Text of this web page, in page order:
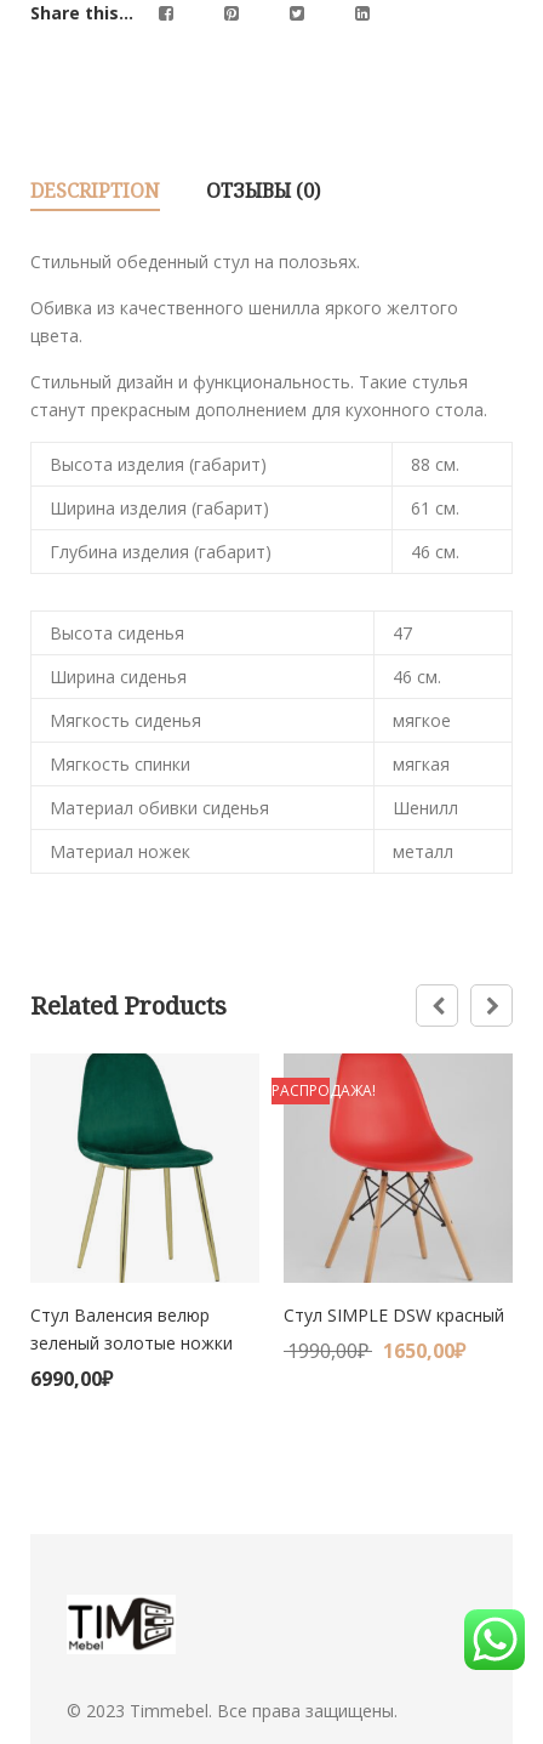
Share this...
DESCRIPTION ОТЗЫВЫ (0)
Стильный обеденный стул на полозьях.
Обивка из качественного шенилла яркого желтого
цвета.
Стильный дизайн и функциональность. Такие стулья
станут прекрасным дополнением для кухонного стола.
Высота изделия (габарит) 88 см.
Ширина изделия (габарит)
61 см.
Глубина изделия (габарит)
46 см.
Высота сиденья
47
Ширина сиденья
46 см.
Мягкость сиденья
мягкое
Мягкость спинки
мягкая
Материал обивки сиденья
Шенилл
Материал ножек
металл
Related Products
Стул Валенсия велюр
зеленый золотые ножки
6990,00₽
РАСПРОДАЖА!
Стул SIMPLE DSW красный
1990,00₽ 1650,00₽
© 2023 Timmebel. Все права защищены.